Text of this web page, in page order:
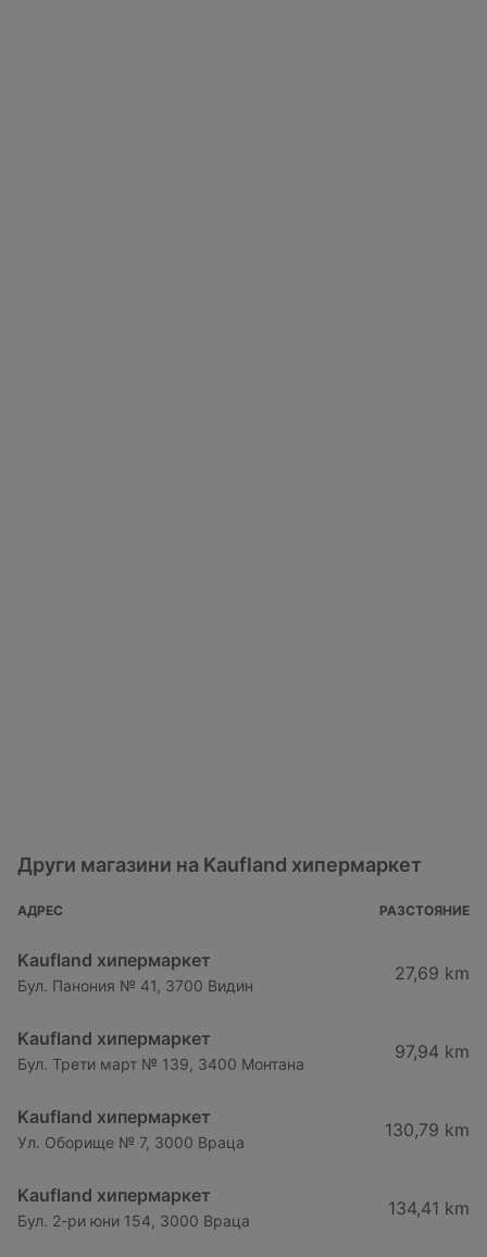
Други магазини на Kaufland хипермаркет
АДРЕС РАЗСТОЯНИЕ
Kaufland хипермаркет
Бул. Панония № 41, 3700 Видин
27,69 km
Kaufland хипермаркет
Бул. Трети март № 139, 3400 Монтана
97,94 km
Kaufland хипермаркет
Ул. Оборище № 7, 3000 Враца
130,79 km
Kaufland хипермаркет
Бул. 2-ри юни 154, 3000 Враца
134,41 km